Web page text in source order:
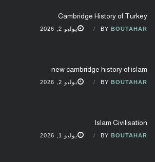
Cambridge History of Turkey
BY BOUTAHAR يوليو 2, 2026
new cambridge history of islam
BY BOUTAHAR يوليو 2, 2026
Islam Civilisation
BY BOUTAHAR يوليو 1, 2026